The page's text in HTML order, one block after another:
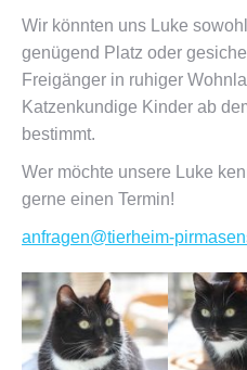
Wir könnten uns Luke
genügend Platz oder
Freigänger in ruhiger
Katzenkundige Kinder ab
bestimmt.
Wer möchte unsere Luke
gerne einen Termin!
anfragen@tierheim-